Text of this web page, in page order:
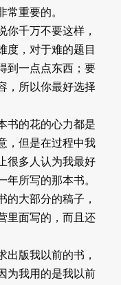
常重要的。
你千万不要这样，
度，对于难的题目
到一点点东西；要
，所以你最好选择
书的花的心力都是
，但是在过程中我
很多人认为我最好
年所写的那本书。
的大部分的稿子，
里面写的，而且还
出版我以前的书，
为我用的是我以前